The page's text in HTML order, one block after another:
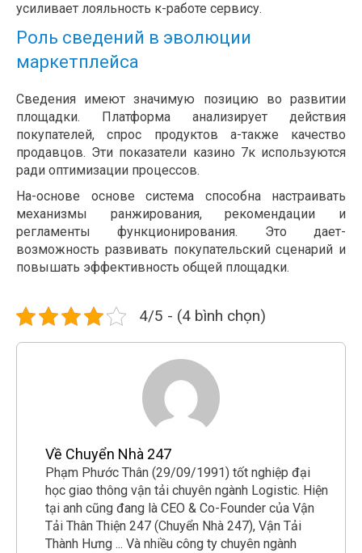
усиливает лояльность к-работе сервису.
Роль сведений в эволюции
маркетплейса
Сведения имеют значимую позицию во развитии
площадки. Платформа анализирует действия
покупателей, спрос продуктов а-также качество
продавцов. Эти показатели казино 7к используются
ради оптимизации процессов.
На-основе основе система способна настраивать
механизмы ранжирования, рекомендации и
регламенты функционирования. Это дает-
возможность развивать покупательский сценарий и
повышать эффективность общей площадки.
4/5 - (4 bình chọn)
Về Chuyển Nhà 247
Phạm Phước Thân (29/09/1991) tốt nghiệp đại
học giao thông vận tải chuyên ngành Logistic. Hiện
tại anh cũng đang là CEO & Co-Founder của Vận
Tải Thân Thiện 247 (Chuyển Nhà 247), Vận Tải
Thành Hưng ... Và nhiều công ty chuyên ngành